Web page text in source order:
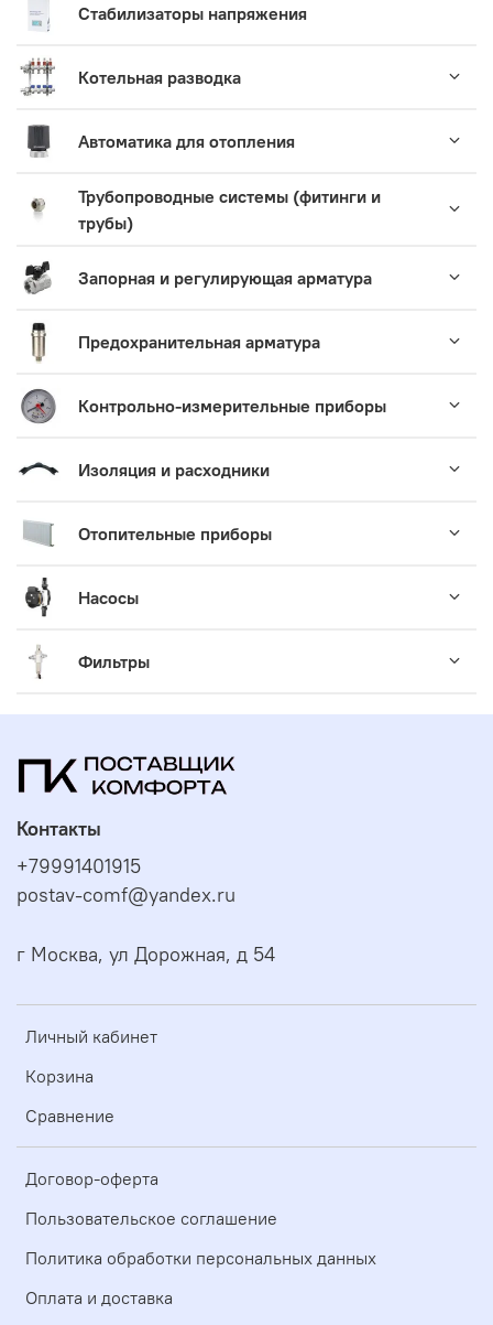
Стабилизаторы напряжения
Котельная разводка
Автоматика для отопления
Трубопроводные системы (фитинги и
трубы)
Запорная и регулирующая арматура
Предохранительная арматура
Контрольно-измерительные приборы
Изоляция и расходники
Отопительные приборы
Насосы
Фильтры
Личный кабинет
Корзина
Сравнение
Договор-оферта
Пользовательское соглашение
Политика обработки персональных данных
Оплата и доставка
Контакты
+79991401915
postav-comf@yandex.ru
г Москва, ул Дорожная, д 54